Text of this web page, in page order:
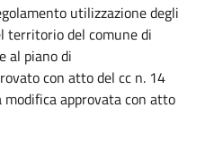
utilizzazione degli
territorio del comune di
al piano di
con atto del cc n. 14
approvata con atto